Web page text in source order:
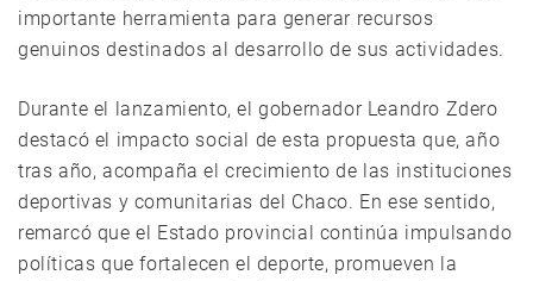
importante herramienta para generar recursos
genuinos destinados al desarrollo de sus actividades.
Durante el lanzamiento, el gobernador Leandro Zdero
destacó el impacto social de esta propuesta que, año
tras año, acompaña el crecimiento de las instituciones
deportivas y comunitarias del Chaco. En ese sentido,
remarcó que el Estado provincial continúa impulsando
políticas que fortalecen el deporte, promueven la